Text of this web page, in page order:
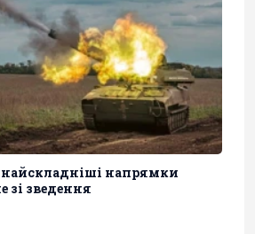
найскладніші напрямки
зі зведення